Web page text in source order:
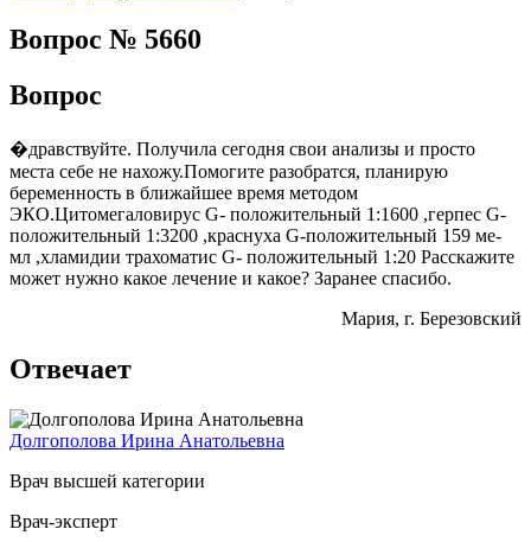
Вопрос № 5660
Вопрос
�дравствуйте. Получила сегодня свои анализы и просто
места себе не нахожу.Помогите разобратся, планирую
беременность в ближайшее время методом
ЭКО.Цитомегаловирус G- положительный 1:1600 ,герпес G-
положительный 1:3200 ,краснуха G-положительный 159 ме-
мл ,хламидии трахоматис G- положительный 1:20 Расскажите
может нужно какое лечение и какое? Заранее спасибо.
Мария, г. Березовский
Отвечает
Долгополова Ирина Анатольевна
Врач высшей категории
Врач-эксперт